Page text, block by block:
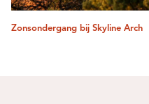
Zonsondergang bij Skyline Arch